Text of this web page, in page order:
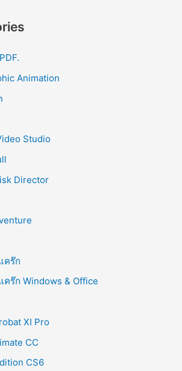
Animation
Studio
Director
คร๊ก
คร๊ก Windows & Office
XI Pro
CC
CS6